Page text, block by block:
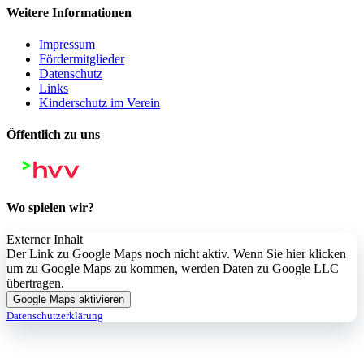
Weitere Informationen
Impressum
Fördermitglieder
Datenschutz
Links
Kinderschutz im Verein
Öffentlich zu uns
Wo spielen wir?
Externer Inhalt
Der Link zu Google Maps noch nicht aktiv. Wenn Sie hier klicken
um zu Google Maps zu kommen, werden Daten zu Google LLC
übertragen.
Google Maps aktivieren
Datenschutzerklärung